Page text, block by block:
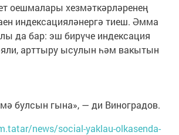
оешмалары хезмәткәрләренең
индексацияләнергә тиеш. Әмма
да бар: эш бирүче индексация
арттыру ысулын һәм вакытын
булсын гына», — ди Виноградов.
news/social-yaklau-olkasenda-